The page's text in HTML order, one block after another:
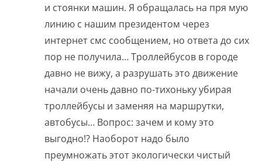
и стоянки машин. Я обращалась на пря мую
линию с нашим президентом через
интернет смс сообщением, но ответа до сих
пор не получила… Троллейбусов в городе
давно не вижу, а разрушать это движение
начали очень давно по-тихоньку убирая
троллейбусы и заменяя на маршрутки,
автобусы… Вопрос: зачем и кому это
выгодно!? Наоборот надо было
преумножать этот экологически чистый